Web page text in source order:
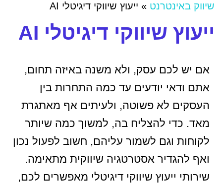
שיווק באינטרנט » ייעוץ שיווקי דיגיטלי AI
ייעוץ שיווקי דיגיטלי AI
אם יש לכם עסק, ולא משנה באיזה תחום,
אתם ודאי יודעים עד כמה התחרות בין
העסקים לא פשוטה, ולעיתים אף מאתגרת
מאד. כדי להצליח בה, למשוך כמה שיותר
לקוחות וגם לשמור עליהם, חשוב לפעול נכון
ואף להגדיר אסטרטגיה שיווקית מתאימה.
שירותי ייעוץ שיווקי דיגיטלי מאפשרים לכם,